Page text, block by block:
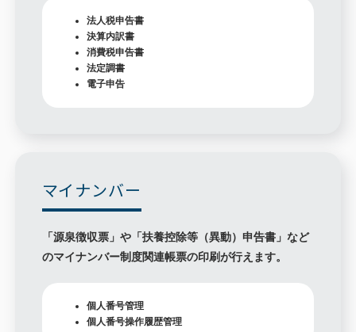
法人税申告書
決算内訳書
消費税申告書
法定調書
電子申告
マイナンバー
「源泉徴収票」や「扶養控除等（異動）申告書」など
のマイナンバー制度関連帳票の印刷が行えます。
個人番号管理
個人番号操作履歴管理